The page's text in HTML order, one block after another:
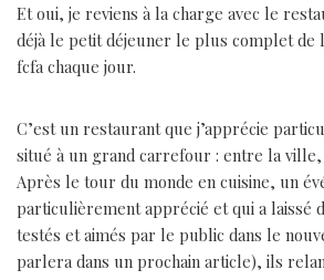
Et oui, je reviens à la charge avec le
déjà le petit déjeuner le plus complet de
fcfa chaque jour.
C’est un restaurant que j’apprécie
situé à un grand carrefour : entre la ville,
Après le tour du monde en cuisine, un
particulièrement apprécié et qui a laissé
testés et aimés par le public dans le
parlera dans un prochain article), ils